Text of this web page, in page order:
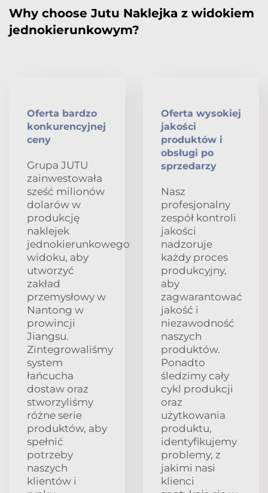
Why choose Jutu Naklejka z widokiem
jednokierunkowym?
Oferta bardzo
konkurencyjnej
ceny
Grupa JUTU
zainwestowała
sześć milionów
dolarów w
produkcję
naklejek
jednokierunkowego
widoku, aby
utworzyć
zakład
przemysłowy w
Nantong w
prowincji
Jiangsu.
Zintegrowaliśmy
system
łańcucha
dostaw oraz
stworzyliśmy
różne serie
produktów, aby
spełnić
potrzeby
naszych
klientów i
Oferta wysokiej
jakości
produktów i
obsługi po
sprzedarzy
Nasz
profesjonalny
zespół kontroli
jakości
nadzoruje
każdy proces
produkcyjny,
aby
zagwarantować
jakość i
niezawodność
naszych
produktów.
Ponadto
śledzimy cały
cykl produkcji
oraz
użytkowania
produktu,
identyfikujemy
problemy, z
jakimi nasi
klienci